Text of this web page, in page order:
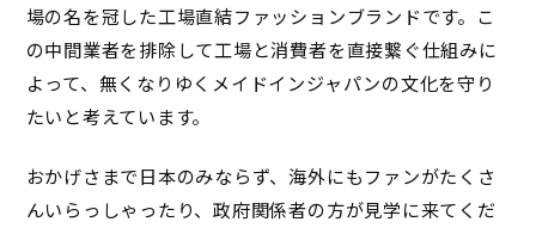
場の名を冠した工場直結ファッションブランドです。こ
の中間業者を排除して工場と消費者を直接繋ぐ仕組みに
よって、無くなりゆくメイドインジャパンの文化を守り
たいと考えています。
おかげさまで日本のみならず、海外にもファンがたくさ
んいらっしゃったり、政府関係者の方が見学に来てくだ